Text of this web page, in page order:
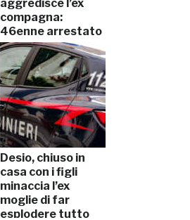
aggredisce l’ex
compagna:
46enne arrestato
Desio, chiuso in
casa con i figli
minaccia l’ex
moglie di far
esplodere tutto